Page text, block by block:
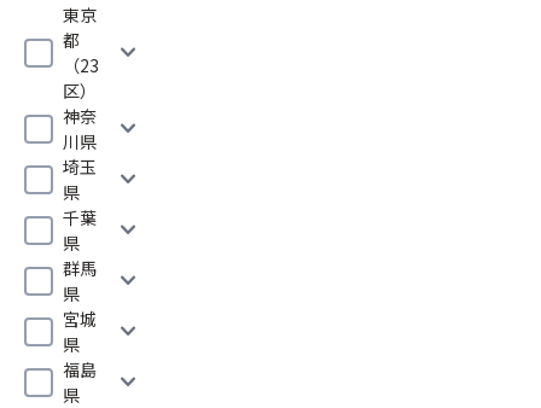
東京
都
（23
区）
expand_more
神奈
川県
expand_more
埼玉
県
expand_more
千葉
県
expand_more
群馬
県
expand_more
宮城
県
expand_more
福島
県
expand_more